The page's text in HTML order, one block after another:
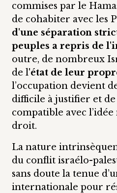
commises par le
de cohabiter avec les
d'une séparation
peuples a repris de
outre, de nombreux
de l'état de leur
l’occupation devient
difficile à justifier et
compatible avec l’idée
droit.
La nature
du conflit israélo-
sans doute la tenue
internationale pour